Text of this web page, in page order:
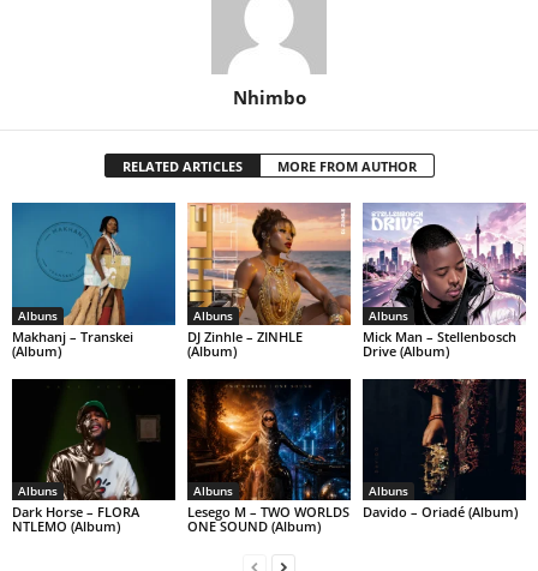
Nhimbo
RELATED ARTICLES MORE FROM AUTHOR
Albuns
Makhanj – Transkei
(Album)
Albuns
DJ Zinhle – ZINHLE
(Album)
Albuns
Mick Man – Stellenbosch
Drive (Album)
Albuns
Dark Horse – FLORA
NTLEMO (Album)
Albuns
Lesego M – TWO WORLDS
ONE SOUND (Album)
Albuns
Davido – Oriadé (Album)